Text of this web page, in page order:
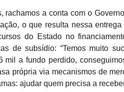
rachamos a conta com o
o que resulta nessa
do Estado no
de subsídio: “Temos muito
mil a fundo perdido,
própria via mecanismos de
ajudar quem precisa a